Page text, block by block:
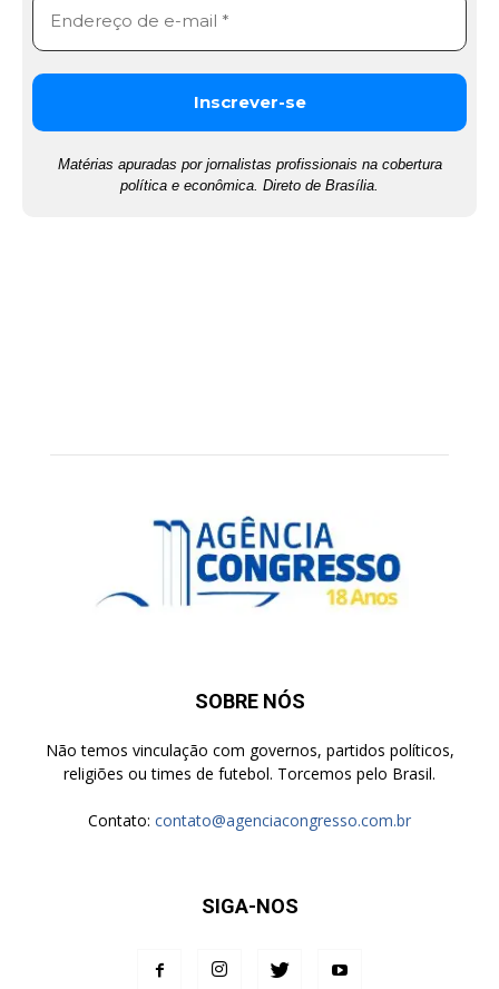
Matérias apuradas por jornalistas profissionais na cobertura
política e econômica. Direto de Brasília.
SOBRE NÓS
Não temos vinculação com governos, partidos políticos,
religiões ou times de futebol. Torcemos pelo Brasil.
Contato: contato@agenciacongresso.com.br
SIGA-NOS